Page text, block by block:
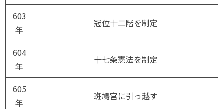
603
年
冠位十二階を制定
604
年
十七条憲法を制定
605
年
斑鳩宮に引っ越す